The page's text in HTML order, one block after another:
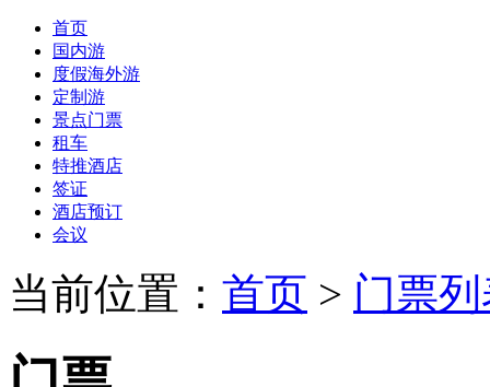
首页
国内游
度假海外游
定制游
景点门票
租车
特推酒店
签证
酒店预订
会议
当前位置： 首页 > 门票